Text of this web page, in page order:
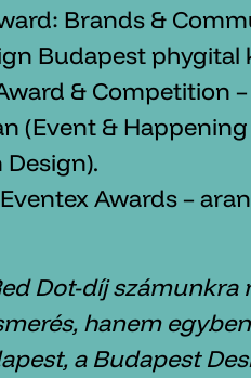
Brands &
Budapest phygital
Award & Competition
(Event &
Awards –
Dot-díj számunkra
hanem
a Budapest